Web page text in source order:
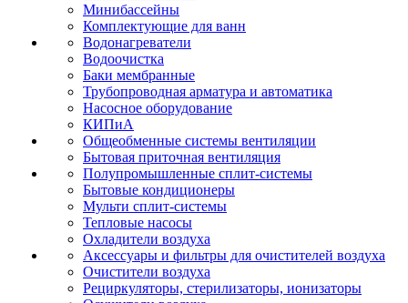
Минибассейны
Комплектующие для ванн
Водонагреватели
Водоочистка
Баки мембранные
Трубопроводная арматура и автоматика
Насосное оборудование
КИПиА
Общеобменные системы вентиляции
Бытовая приточная вентиляция
Полупромышленные сплит-системы
Бытовые кондиционеры
Мульти сплит-системы
Тепловые насосы
Охладители воздуха
Аксессуары и фильтры для очистителей воздуха
Очистители воздуха
Рециркуляторы, стерилизаторы, ионизаторы